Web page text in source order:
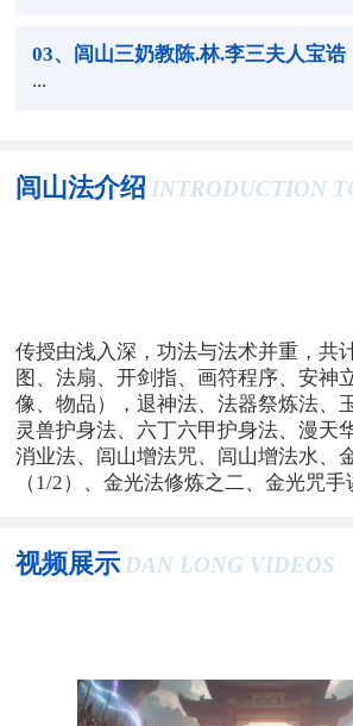
03、闾山三奶教陈.林.李三夫人宝诰
...
闾山法介绍 INTRODUCTION
传授由浅入深，功法与法术并重，共
图、法扇、开剑指、画符程序、安神
像、物品），退神法、法器祭炼法、
灵兽护身法、六丁六甲护身法、漫天
消业法、闾山增法咒、闾山增法水、
（1/2）、金光法修炼之二、金光咒手
视频展示 DAN LONG VIDEOS